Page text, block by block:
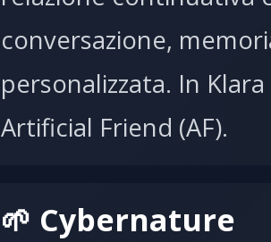
conversazione,
personalizzata. In
Artificial Friend (AF).
🌱 Cybernature